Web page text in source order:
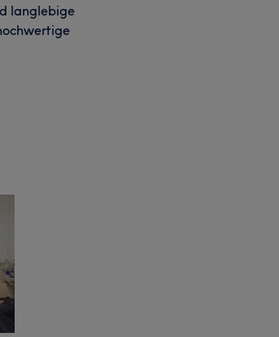
langlebige